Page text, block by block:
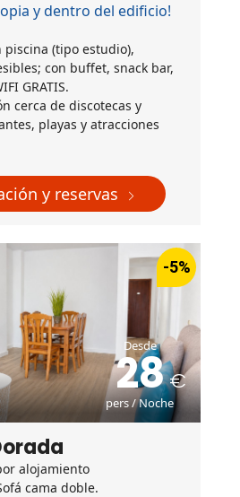
y dentro del edificio!
piscina (tipo estudio),
con buffet, snack bar,
GRATIS.
cerca de discotecas y
playas y atracciones
y reservas
-5%
Desde
28
pers / Noche
alojamiento
cama doble.